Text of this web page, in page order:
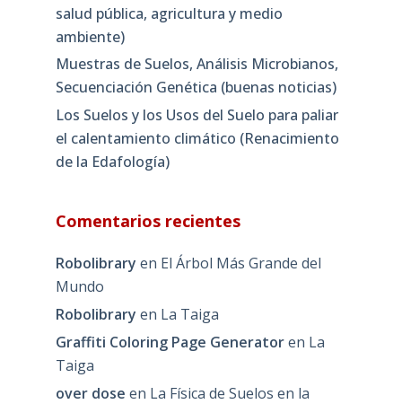
salud pública, agricultura y medio
ambiente)
Muestras de Suelos, Análisis Microbianos,
Secuenciación Genética (buenas noticias)
Los Suelos y los Usos del Suelo para paliar
el calentamiento climático (Renacimiento
de la Edafología)
Comentarios recientes
Robolibrary en El Árbol Más Grande del
Mundo
Robolibrary en La Taiga
Graffiti Coloring Page Generatoren La
Taiga
over dose en La Física de Suelos en la